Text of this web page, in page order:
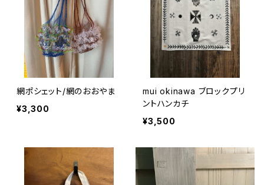
網ポシェット/網のおおやま
¥3,300
mui okinawa ブロックプリ
ントハンカチ
¥3,500